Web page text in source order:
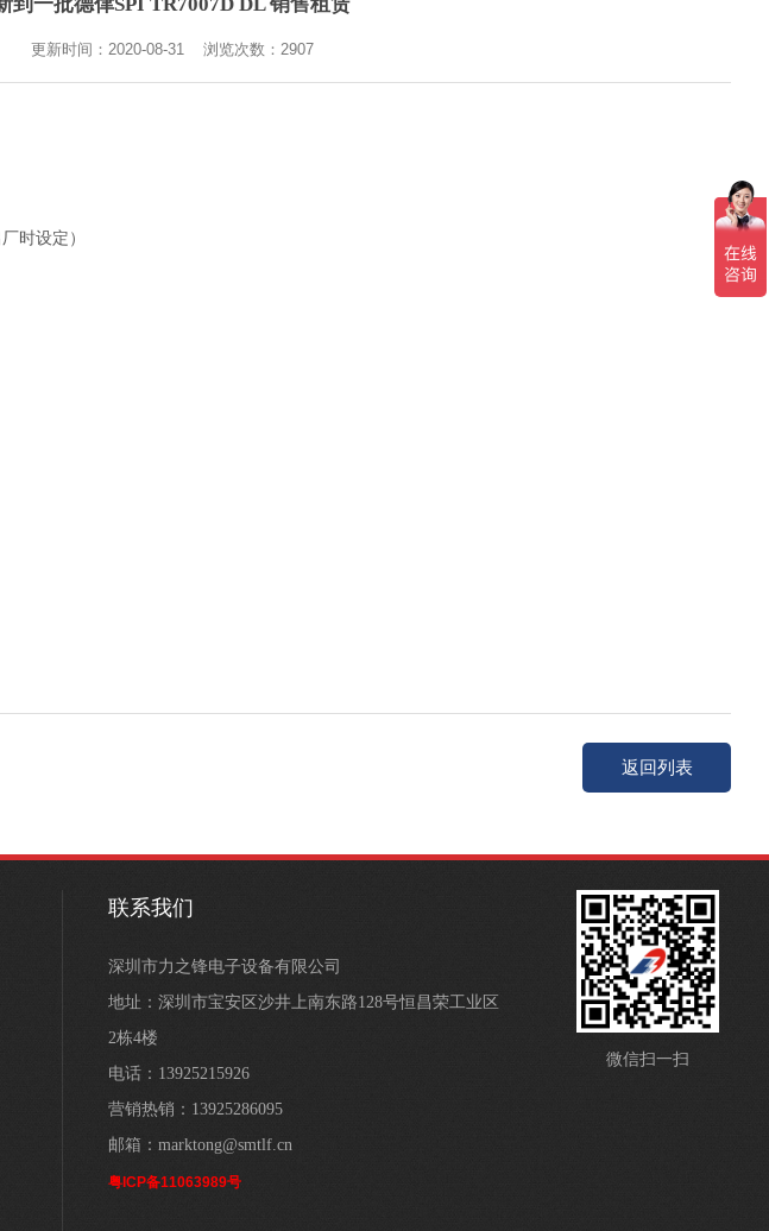
更新时间：2020-08-31 浏览次数： 2907
时设定）
返回列表
联系我们
深圳市力之锋电子设备有限公司
地址：深圳市宝安区沙井上南东路128号恒昌荣工业区
2栋4楼
电话：13925215926
营销热销：13925286095
邮箱：marktong@smtlf.cn
粤ICP备11063989号
微信扫一扫